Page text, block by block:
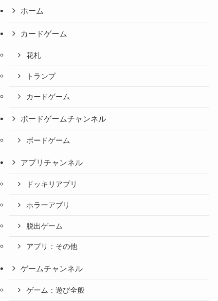
ホーム
カードゲーム
花札
トランプ
カードゲーム
ボードゲームチャンネル
ボードゲーム
アプリチャンネル
ドッキリアプリ
ホラーアプリ
脱出ゲーム
アプリ：その他
ゲームチャンネル
ゲーム：遊び全般